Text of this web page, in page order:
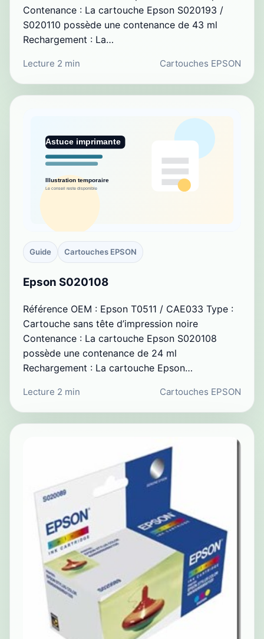
Contenance : La cartouche Epson S020193 /
S020110 possède une contenance de 43 ml
Rechargement : La…
Lecture 2 min Cartouches EPSON
Guide Cartouches EPSON
Epson S020108
Référence OEM : Epson T0511 / CAE033 Type :
Cartouche sans tête d’impression noire
Contenance : La cartouche Epson S020108
possède une contenance de 24 ml
Rechargement : La cartouche Epson…
Lecture 2 min Cartouches EPSON